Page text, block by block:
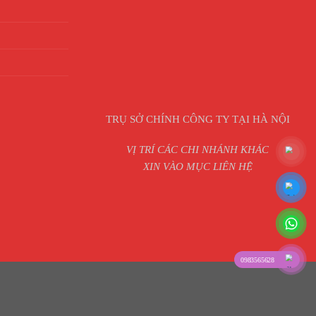
TRỤ SỞ CHÍNH CÔNG TY TẠI HÀ NỘI
VỊ TRÍ CÁC CHI NHÁNH KHÁC
XIN VÀO MỤC LIÊN HỆ
0983565628